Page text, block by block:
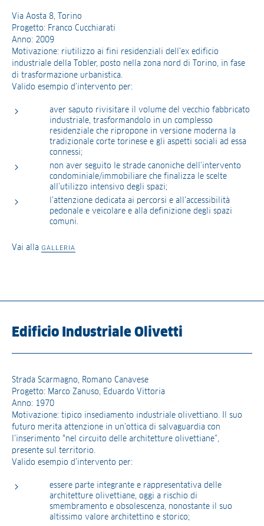
Via Aosta 8, Torino
Progetto: Franco Cucchiarati
Anno: 2009
Motivazione: riutilizzo ai fini residenziali dell’ex edificio
industriale della Tobler, posto nella zona nord di Torino, in fase
di trasformazione urbanistica.
Valido esempio d’intervento per:
aver saputo rivisitare il volume del vecchio fabbricato
industriale, trasformandolo in un complesso
residenziale che ripropone in versione moderna la
tradizionale corte torinese e gli aspetti sociali ad essa
connessi;
non aver seguito le strade canoniche dell’intervento
condominiale/immobiliare che finalizza le scelte
all’utilizzo intensivo degli spazi;
l’attenzione dedicata ai percorsi e all’accessibilità
pedonale e veicolare e alla definizione degli spazi
comuni.
Vai alla GALLERIA
Edificio Industriale Olivetti
Strada Scarmagno, Romano Canavese
Progetto: Marco Zanuso, Eduardo Vittoria
Anno: 1970
Motivazione: tipico insediamento industriale olivettiano. Il suo
futuro merita attenzione in un’ottica di salvaguardia con
l’inserimento “nel circuito delle architetture olivettiane”,
presente sul territorio.
Valido esempio d’intervento per:
essere parte integrante e rappresentativa delle
architetture olivettiane, oggi a rischio di
smembramento e obsolescenza, nonostante il suo
altissimo valore architettino e storico;